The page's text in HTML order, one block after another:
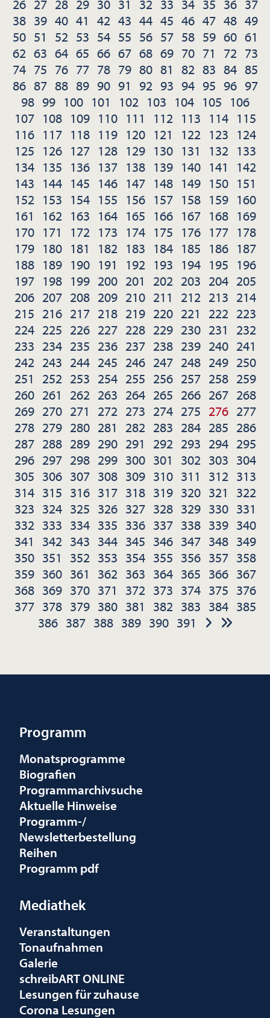
26 27 28 29 30 31 32 33 34 35 36 37
38 39 40 41 42 43 44 45 46 47 48 49
50 51 52 53 54 55 56 57 58 59 60 61
62 63 64 65 66 67 68 69 70 71 72 73
74 75 76 77 78 79 80 81 82 83 84 85
86 87 88 89 90 91 92 93 94 95 96 97
98 99 100 101 102 103 104 105 106
107 108 109 110 111 112 113 114 115
116 117 118 119 120 121 122 123 124
125 126 127 128 129 130 131 132 133
134 135 136 137 138 139 140 141
142
143 144 145 146 147 148 149 150 151
152 153 154 155 156 157 158 159 160
161
162 163 164 165 166 167 168 169
170 171 172 173 174 175 176 177 178
179 180 181 182 183 184 185 186 187
188 189 190 191 192 193 194 195 196
197 198 199 200 201 202 203 204 205
206 207 208 209 210 211 212 213 214
215 216 217 218 219 220 221 222 223
224 225 226 227 228 229 230 231
232
233 234 235 236 237 238 239 240 241
242 243 244 245 246 247 248 249 250
251
252 253 254 255 256 257 258 259
260 261 262 263 264 265 266 267 268
269 270 271 272 273 274 275 276 277
278 279 280 281 282 283 284 285 286
287 288 289 290 291 292 293 294 295
296 297 298 299 300 301 302 303 304
305 306 307 308 309 310 311 312 313
314 315 316 317 318 319 320 321
322
323 324 325 326 327 328 329 330 331
332 333 334 335 336 337 338 339 340
341
342 343 344 345 346 347 348 349
350 351 352 353 354 355 356 357 358
359 360 361 362 363 364 365 366 367
368 369 370 371 372 373 374 375 376
377 378 379 380 381 382 383 384 385
386 387 388 389 390 391
Programm
Monatsprogramme
Biografien
Programmarchivsuche
Aktuelle Hinweise
Programm-/
Newsletterbestellung
Reihen
Programm pdf
Mediathek
Veranstaltungen
Tonaufnahmen
Galerie
schreibART ONLINE
Lesungen für zuhause
Corona Lesungen